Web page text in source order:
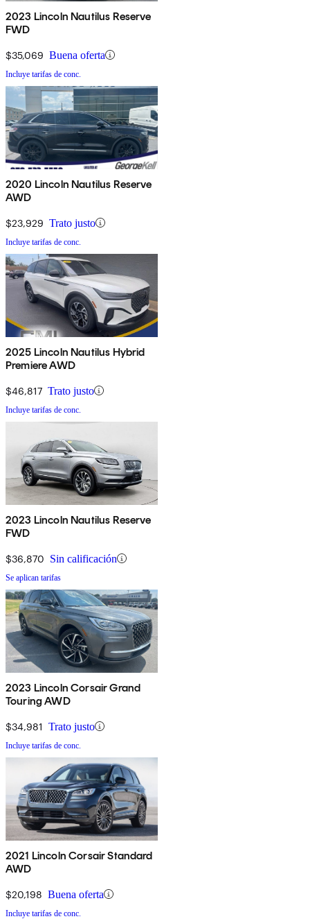
2023 Lincoln Nautilus Reserve
FWD
$35,069 Buena oferta
Incluye tarifas de conc.
2020 Lincoln Nautilus Reserve
AWD
$23,929 Trato justo
Incluye tarifas de conc.
2025 Lincoln Nautilus Hybrid
Premiere AWD
$46,817 Trato justo
Incluye tarifas de conc.
2023 Lincoln Nautilus Reserve
FWD
$36,870 Sin calificación
Se aplican tarifas
2023 Lincoln Corsair Grand
Touring AWD
$34,981 Trato justo
Incluye tarifas de conc.
2021 Lincoln Corsair Standard
AWD
$20,198 Buena oferta
Incluye tarifas de conc.